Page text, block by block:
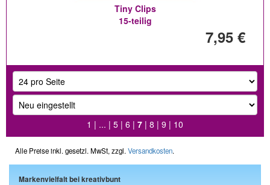
Tiny Clips
15-teilig
7,95 €
1 | ... | 5 | 6 | 7 | 8 | 9 | 10
Alle Preise inkl. gesetzl. MwSt, zzgl. Versandkosten.
Markenvielfalt bei kreativbunt